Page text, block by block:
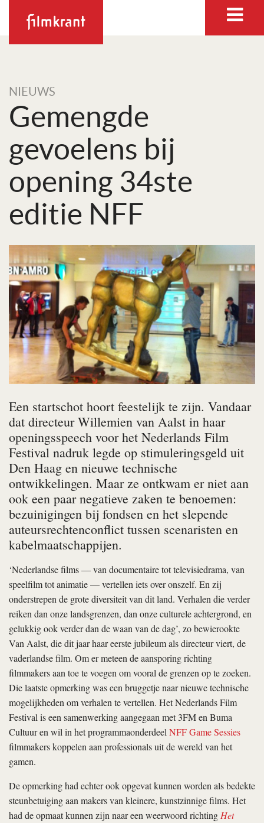
NIEUWS
Gemengde
gevoelens bij
opening 34ste
editie NFF
Een startschot hoort feestelijk te zijn. Vandaar
dat directeur Willemien van Aalst in haar
openingsspeech voor het Nederlands Film
Festival nadruk legde op stimuleringsgeld uit
Den Haag en nieuwe technische
ontwikkelingen. Maar ze ontkwam er niet aan
ook een paar negatieve zaken te benoemen:
bezuinigingen bij fondsen en het slepende
auteursrechtenconflict tussen scenaristen en
kabelmaatschappijen.
‘Nederlandse films — van documentaire tot televisiedrama, van
speelfilm tot animatie — vertellen iets over onszelf. En zij
onderstrepen de grote diversiteit van dit land. Verhalen die verder
reiken dan onze landsgrenzen, dan onze culturele achtergrond, en
gelukkig ook verder dan de waan van de dag’, zo bewierookte
Van Aalst, die dit jaar haar eerste jubileum als directeur viert, de
vaderlandse film. Om er meteen de aansporing richting
filmmakers aan toe te voegen om vooral de grenzen op te zoeken.
Die laatste opmerking was een bruggetje naar nieuwe technische
mogelijkheden om verhalen te vertellen. Het Nederlands Film
Festival is een samenwerking aangegaan met 3FM en Buma
Cultuur en wil in het programmaonderdeelNFF Game Sessies
filmmakers koppelen aan professionals uit de wereld van het
gamen.
De opmerking had echter ook opgevat kunnen worden als bedekte
steunbetuiging aan makers van kleinere, kunstzinnige films. Het
had de opmaat kunnen zijn naar een weerwoord richtingHet